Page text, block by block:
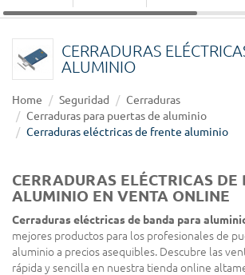
CERRADURAS
ALUMINIO
Home Seguridad
Cerraduras
Cerraduras para puertas de aluminio
Cerraduras eléctricas de frente aluminio
CERRADURAS ELÉCTRICAS
ALUMINIO EN VENTA ONLINE
Cerraduras eléctricas de banda para
mejores productos para los profesionales de
aluminio a precios asequibles. Descubre las
rápida y sencilla en nuestra tienda online